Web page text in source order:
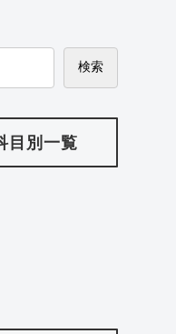
検索
別一覧